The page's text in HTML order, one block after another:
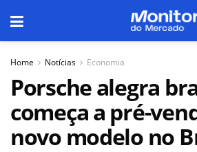
Home Notícias Economia
Porsche alegra
começa a pré-
novo modelo no